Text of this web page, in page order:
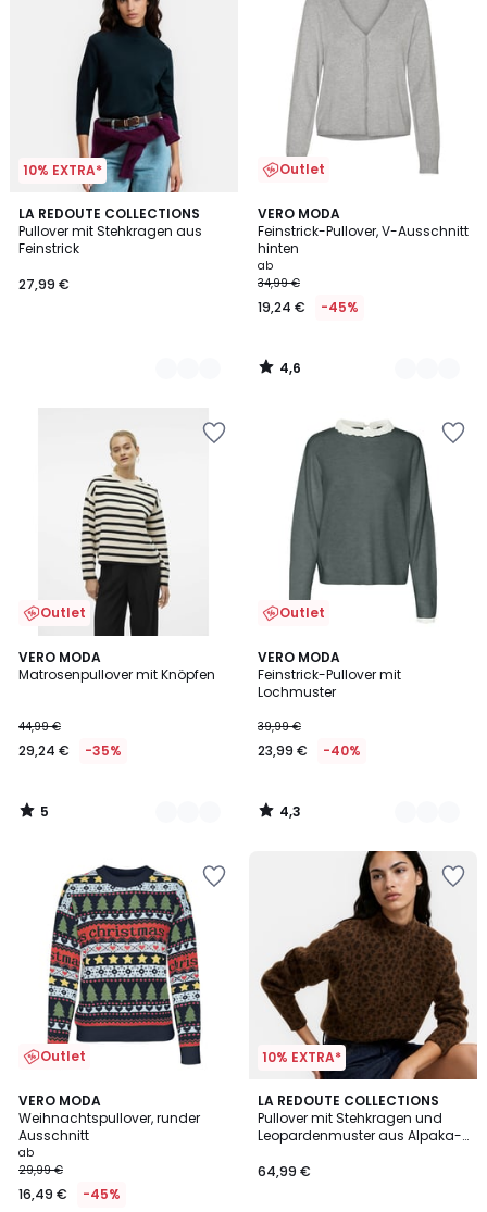
10% EXTRA*
LA REDOUTE COLLECTIONS
Pullover mit Stehkragen aus
Feinstrick
27,99 €
4
Farben
Outlet
VERO MODA
Feinstrick-Pullover, V-Ausschnitt
hinten
ab
34,99 €
19,24 € -45%
4,6
/ 5
2
Farben
4,6
/
Outlet
VERO MODA
Matrosenpullover mit Knöpfen
44,99 €
29,24 € -35%
5
/
2
Farben
5
/
Outlet
VERO MODA
Feinstrick-Pullover mit
Lochmuster
39,99 €
23,99 € -40%
4,3
/ 5
2
Farben
4,3
/
Outlet
VERO MODA
Weihnachtspullover, runder
Ausschnitt
ab
29,99 €
16,49 € -45%
4,8
/ 5
2
Farben
10% EXTRA*
LA REDOUTE COLLECTIONS
Pullover mit Stehkragen und
Leopardenmuster aus Alpaka-
64,99 €